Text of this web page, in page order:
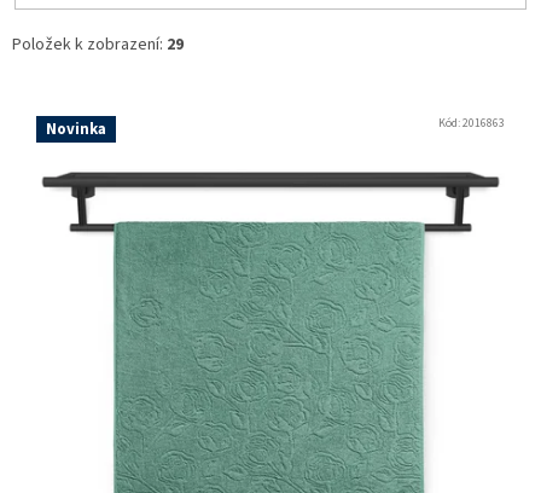
Položek k zobrazení: 29
Novinka Kód:2016863